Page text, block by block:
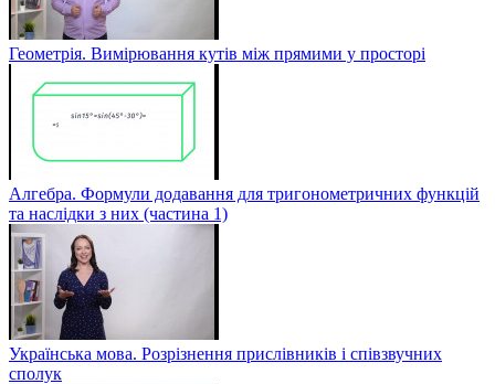
Геометрія. Вимірювання кутів між прямими у просторі
Алгебра. Формули додавання для тригонометричних функцій
та наслідки з них (частина 1)
Українська мова. Розрізнення прислівників і співзвучних
сполук